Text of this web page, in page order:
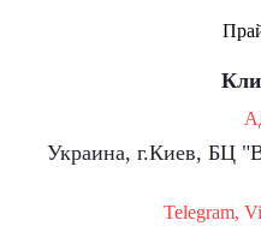
Украина, г.Киев, БЦ
Telegram,